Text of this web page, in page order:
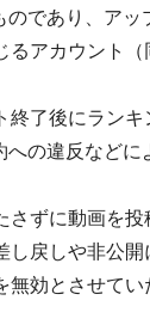
であり、ア
アカウント
了後にラン
の違反など
さずに動画を
戻しや非公
効とさせてい